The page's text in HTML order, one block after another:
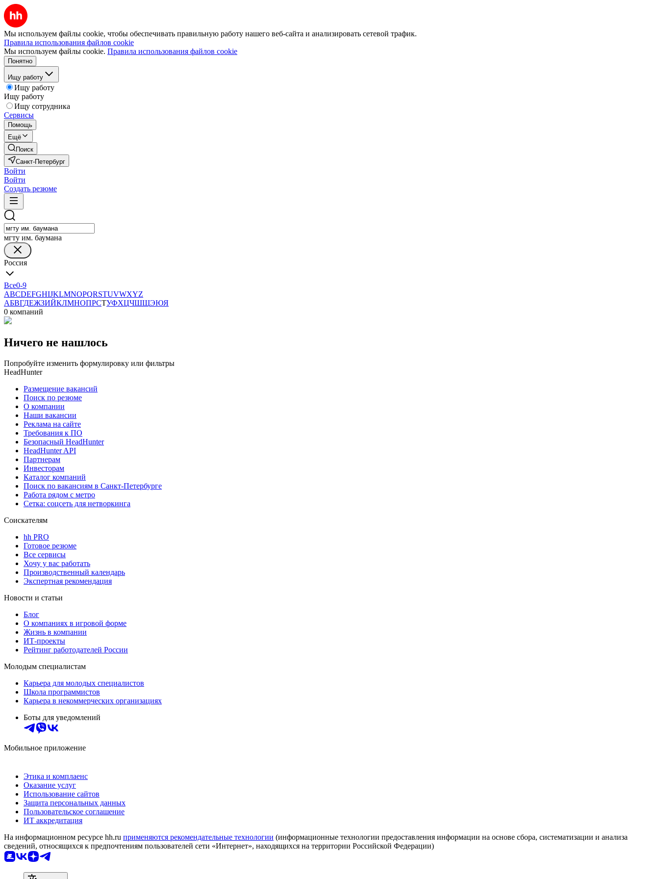
Мы используем файлы cookie, чтобы обеспечивать правильную работу нашего веб-сайта и анализировать сетевой трафик.
Правила использования файлов cookie
Мы используем файлы cookie. Правила использования файлов cookie
Понятно
Ищу работу
Ищу работу
Ищу работу
Ищу сотрудника
Сервисы
Помощь
Ещё
Поиск
Санкт-Петербург
Войти
Войти
Создать резюме
мгту им. баумана
Россия
Все0-9
ABCDEFGHIJKLMNOPQRSTUVWXYZ
АБВГДЕЖЗИЙКЛМНОПРСТУФХЦЧШЩЭЮЯ
0 компаний
Ничего не нашлось
Попробуйте изменить формулировку или фильтры
HeadHunter
Размещение вакансий
Поиск по резюме
О компании
Наши вакансии
Реклама на сайте
Требования к ПО
Безопасный HeadHunter
HeadHunter API
Партнерам
Инвесторам
Каталог компаний
Поиск по вакансиям в Санкт-Петербурге
Работа рядом с метро
Сетка: соцсеть для нетворкинга
Соискателям
hh PRO
Готовое резюме
Все сервисы
Хочу у вас работать
Производственный календарь
Экспертная рекомендация
Новости и статьи
Блог
О компаниях в игровой форме
Жизнь в компании
ИТ-проекты
Рейтинг работодателей России
Молодым специалистам
Карьера для молодых специалистов
Школа программистов
Карьера в некоммерческих организациях
Боты для уведомлений
Мобильное приложение
Этика и комплаенс
Оказание услуг
Использование сайтов
Защита персональных данных
Пользовательское соглашение
ИТ аккредитация
На информационном ресурсе hh.ru применяются рекомендательные технологии (информационные технологии предоставления информации на основе сбора, систематизации и анализа
сведений, относящихся к предпочтениям пользователей сети «Интернет», находящихся на территории Российской Федерации)